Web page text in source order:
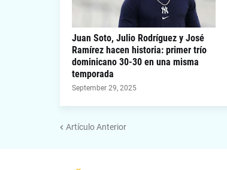
Juan Soto, Julio Rodríguez y José
Ramírez hacen historia: primer trío
dominicano 30-30 en una misma
temporada
September 29, 2025
Artículo Anterior